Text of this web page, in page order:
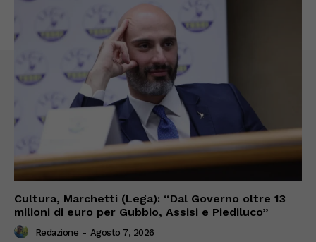
Cultura, Marchetti (Lega): “Dal Governo oltre 13
milioni di euro per Gubbio, Assisi e Piediluco”
Redazione - Agosto 7, 2026